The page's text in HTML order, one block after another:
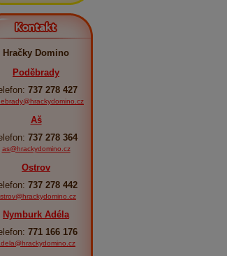
Kontakt
Hračky Domino
Poděbrady
737 278 427
Aš
737 278 364
as@hrackydomino.cz
Ostrov
737 278 442
Nymburk Adéla
771 166 176